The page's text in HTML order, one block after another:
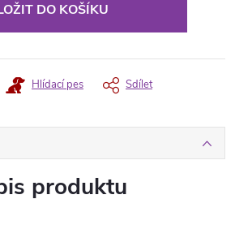
DO KOŠÍKU
Hlídací pes Sdílet
produktu